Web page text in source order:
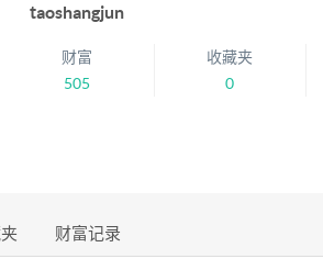
taoshangjun
财富
505
收藏夹
0
财富记录